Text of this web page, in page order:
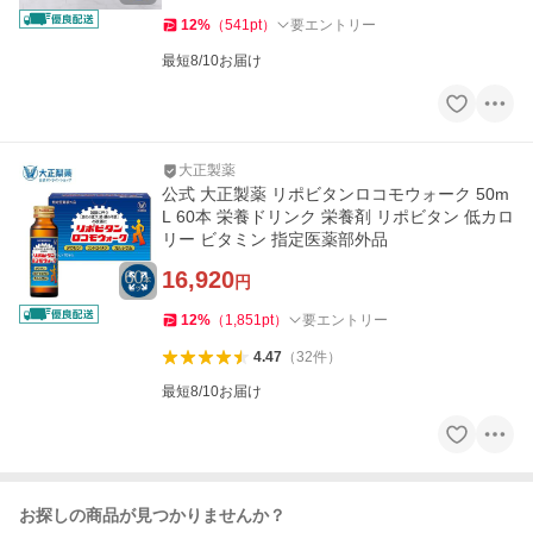
12% （541pt） 要エントリー
最短8/10お届け
大正製薬
公式 大正製薬 リポビタンロコモウォーク 50m
L 60本 栄養ドリンク 栄養剤 リポビタン 低カロ
リー ビタミン 指定医薬部外品
16,920円
12% （ 1,851pt） 要エントリー
4.47（32件）
最短8/10お届け
お探しの商品が見つかりませんか？